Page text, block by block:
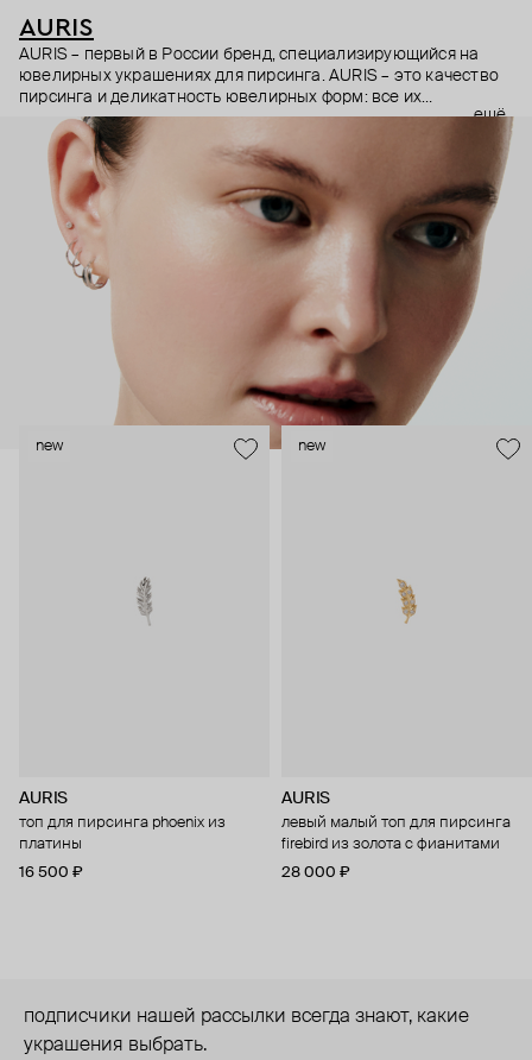
AURIS
AURIS – первый в России бренд, специализирующийся на
ювелирных украшениях для пирсинга. AURIS – это качество
пирсинга и деликатность ювелирных форм: все их
украшения ручной работы. В процессе создания участвуют
как профессиональные пирсеры (они отвечают за
безопасность и эргономичность пирсинга), так и ювелирные
стилисты (благодаря им дизайн соответствует трендам, а
украшения легко сочетаются между собой).
Украшения AURIS – для тех, кто открыто выражает себя, но
делает это интеллигентно и по-взрослому.
ещё
new
AURIS
топ для пирсинга phoenix из
платины
16 500 ₽
new
AURIS
левый малый топ для пирсинга
firebird из золота с фианитами
28 000 ₽
подписчики нашей рассылки всегда знают, какие
украшения выбрать.